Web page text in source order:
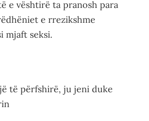
e vështirë ta pranosh para
e rrezikshme
mjaft seksi.
të përfshirë, ju jeni duke